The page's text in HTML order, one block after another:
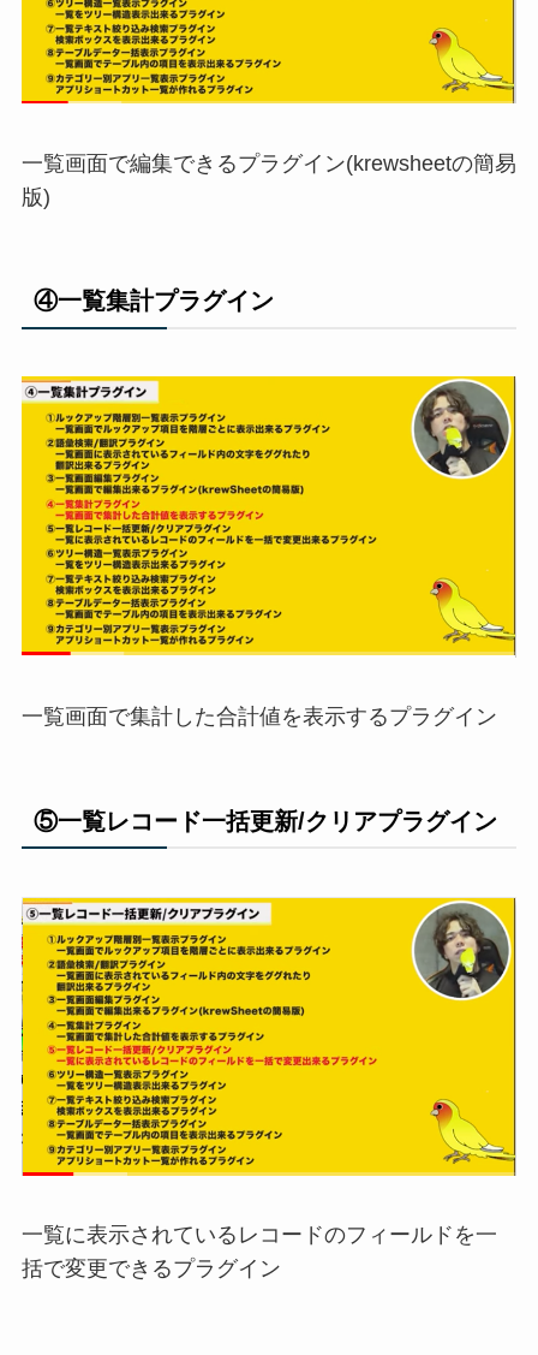
一覧画面で編集できるプラグイン(krewsheetの簡易
版)
④一覧集計プラグイン
一覧画面で集計した合計値を表示するプラグイン
⑤一覧レコード一括更新/クリアプラグイン
一覧に表示されているレコードのフィールドを一
括で変更できるプラグイン